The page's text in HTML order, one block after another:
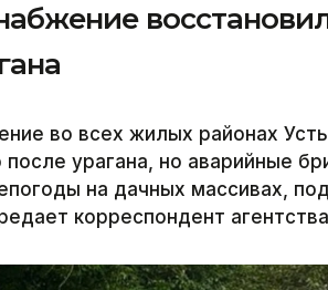
во всех жилых районах
после урагана, но аварийные
на дачных массивах,
корреспондент